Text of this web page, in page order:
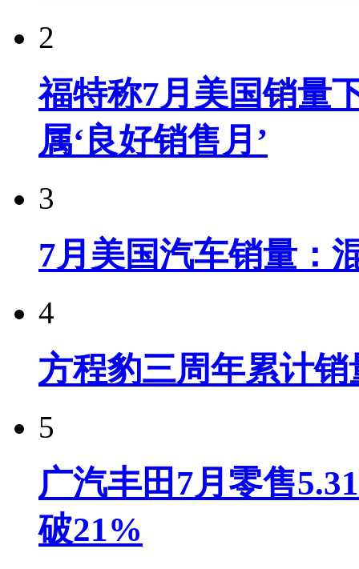
2
福特称7月美国销量
属‘良好销售月’
3
7月美国汽车销量：
4
方程豹三周年累计
5
广汽丰田7月零售
破21%